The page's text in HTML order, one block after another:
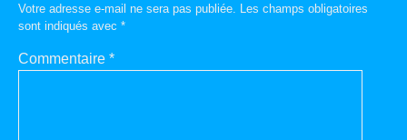
Votre adresse e-mail ne sera pas publiée. Les champs obligatoires
sont indiqués avec *
Commentaire *